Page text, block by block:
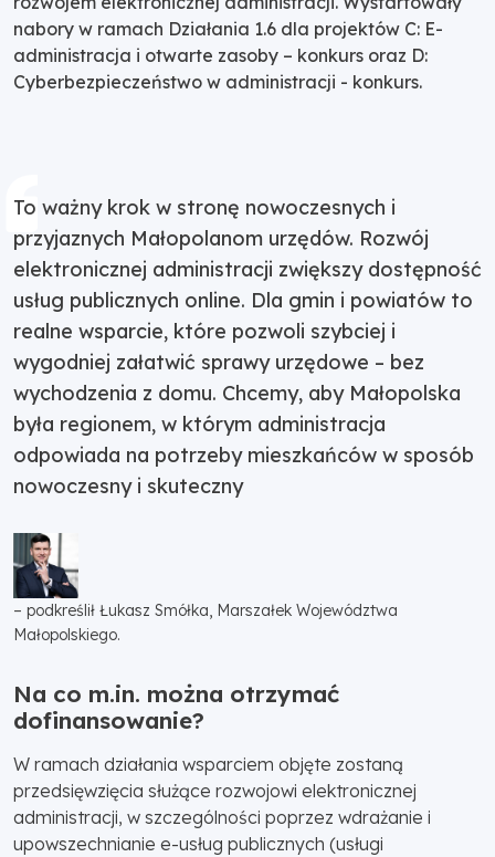
nabory w ramach Działania 1.6 dla projektów C: E-
administracja i otwarte zasoby – konkurs oraz D:
Cyberbezpieczeństwo w administracji - konkurs.
To ważny krok w stronę nowoczesnych i
przyjaznych Małopolanom urzędów. Rozwój
elektronicznej administracji zwiększy dostępność
usług publicznych online. Dla gmin i powiatów to
realne wsparcie, które pozwoli szybciej i
wygodniej załatwić sprawy urzędowe – bez
wychodzenia z domu. Chcemy, aby Małopolska
była regionem, w którym administracja
odpowiada na potrzeby mieszkańców w sposób
nowoczesny i skuteczny
– podkreślił Łukasz Smółka, Marszałek Województwa
Małopolskiego.
Na co m.in. można otrzymać
dofinansowanie?
W ramach działania wsparciem objęte zostaną
przedsięwzięcia służące rozwojowi elektronicznej
administracji, w szczególności poprzez wdrażanie i
upowszechnianie e-usług publicznych (usługi